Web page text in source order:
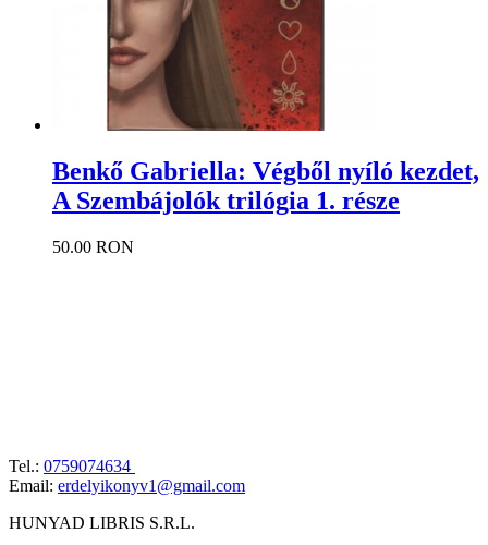
Benkő Gabriella: Végből nyíló kezdet,
A Szembájolók trilógia 1. része
50.00 RON
Tel.: 0759074634
Email: erdelyikonyv1@gmail.com
HUNYAD LIBRIS S.R.L.